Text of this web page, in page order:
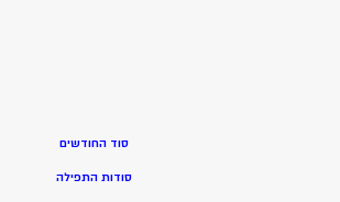
סוד החודשים
סודות התפילה